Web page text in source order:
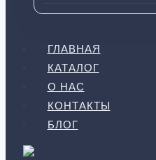
ГЛАВНАЯ
КАТАЛОГ
О НАС
КОНТАКТЫ
БЛОГ